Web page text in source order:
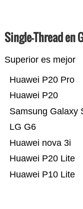
Single-Thread en
Superior es mejor
Huawei P10 Lite
Huawei P20 Lite
Huawei nova 3i
LG G6
Samsung Galaxy
Huawei P20
Huawei P20 Pro